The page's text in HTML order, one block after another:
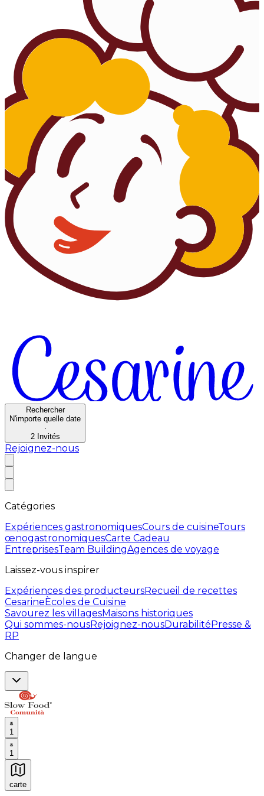
Rechercher
N'importe quelle date
·
2 Invités
Rejoignez-nous
Catégories
Expériences gastronomiquesCours de cuisineTours
œnogastronomiquesCarte Cadeau
EntreprisesTeam BuildingAgences de voyage
Laissez-vous inspirer
Expériences des producteursRecueil de recettes
CesarineÈcoles de Cuisine
Savourez les villagesMaisons historiques
Qui sommes-nousRejoignez-nousDurabilitéPresse &
RP
Changer de langue
1
1
carte